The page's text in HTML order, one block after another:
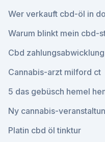
Wer verkauft cbd-öl in
Warum blinkt mein cbd-
Cbd
Cannabis-arzt milford ct
5 das gebüsch hemel
Ny cannabis-
Platin cbd öl tinktur